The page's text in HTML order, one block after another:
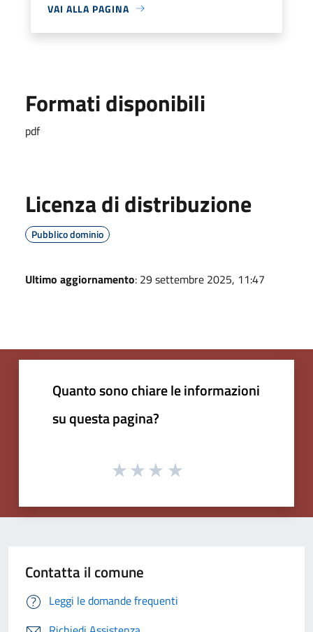
VAI ALLA PAGINA
Formati disponibili
pdf
Licenza di distribuzione
Pubblico dominio
Ultimo aggiornamento: 29 settembre 2025, 11:47
Quanto sono chiare le informazioni
su questa pagina?
Contatta il comune
Leggi le domande frequenti